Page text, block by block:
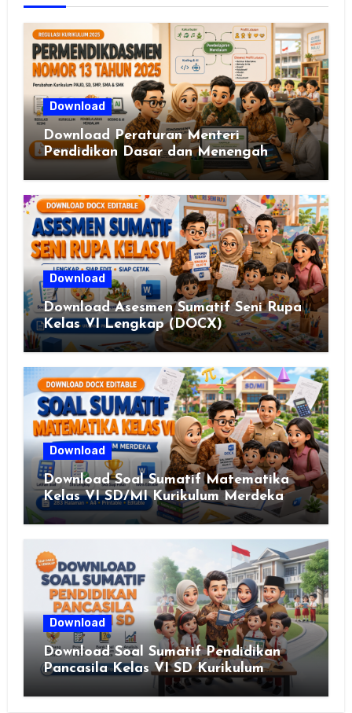
Download
Download Peraturan Menteri
Pendidikan Dasar dan Menengah
Republik Indonesia Nomor 13 Tahun
2025
Download
Download Asesmen Sumatif Seni Rupa
Kelas VI Lengkap (DOCX)
Download
Download Soal Sumatif Matematika
Kelas VI SD/MI Kurikulum Merdeka
Download
Download Soal Sumatif Pendidikan
Pancasila Kelas VI SD Kurikulum
Merdeka, Solusi Praktis Guru